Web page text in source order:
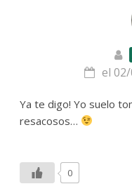
el
Ya te digo! Yo suelo
resacosos…
0